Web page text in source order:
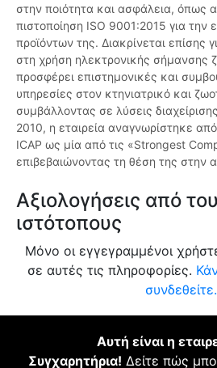
στην ποιότητα και ασφάλεια, όπως
πιστοποίηση ISO 9001:2015 για την
προϊόντων της. Διακρίνεται επίσης
στη χρήση ηλεκτρονικής σήμανσης
προσφέρει επιστημονικές και
υπηρεσίες στον κτηνιατρικό και
συμβάλλοντας σε λύσεις
2010, η εταιρεία αναγνωρίστηκε
ICAP ως μία από τις «Strongest
επιβεβαιώνοντας τη θέση της στην
Αξιολογήσεις από
ιστότοπους
Μόνο οι εγγεγραμμένοι
σε αυτές τις πληροφορίες.
συνδεθείτε.
Αυτή είναι η
Συγχαρητήρια! Δείτε πώς